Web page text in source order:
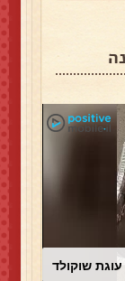
עוגת שוקולד